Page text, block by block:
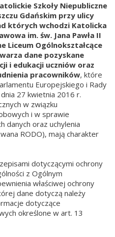
Szkoły Niepubliczne
Gdańskim przy ulicy
których wchodzi Katolicka
im. św. Jana Pawła II
Liceum Ogólnokształcące
dane pozyskane
i edukacji uczniów oraz
pracowników, które
Europejskiego i Rady
27 kwietnia 2016 r.
w związku
i w sprawie
danych oraz uchylenia
RODO), mają charakter
dotyczącymi ochrony
z Ogólnym
właściwej ochrony
dane dotyczą należy
dotyczące
określone w art. 13